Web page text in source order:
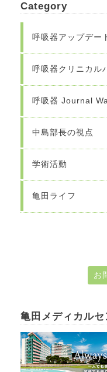
Category
呼吸器アップデー
呼吸器クリニカル
呼吸器 Journal
中島部長の視点
学術活動
亀田ライフ
お
亀田メディカルセ